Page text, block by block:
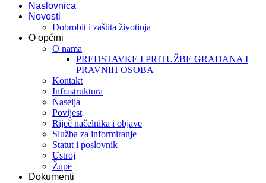
Naslovnica
Novosti
Dobrobit i zaštita životinja
O općini
O nama
PREDSTAVKE I PRITUŽBE GRAĐANA I
PRAVNIH OSOBA
Kontakt
Infrastruktura
Naselja
Povijest
Riječ načelnika i objave
Služba za informiranje
Statut i poslovnik
Ustroj
Župe
Dokumenti